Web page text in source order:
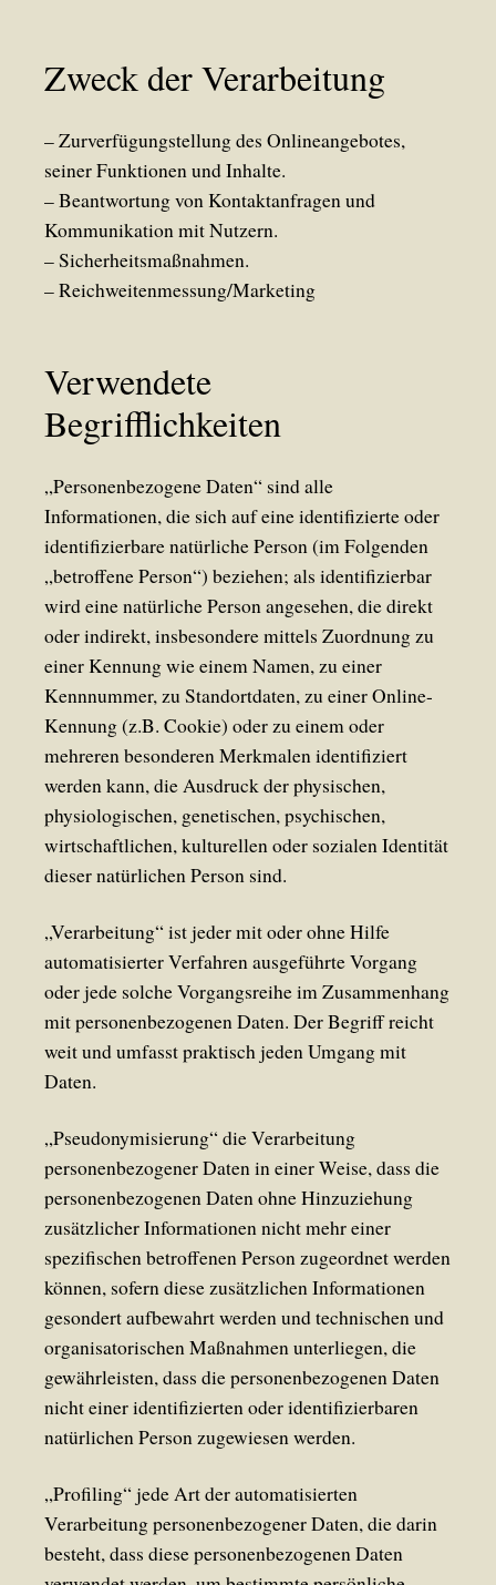
Zweck der Verarbeitung
– Zurverfügungstellung des Onlineangebotes,
seiner Funktionen und Inhalte.
– Beantwortung von Kontaktanfragen und
Kommunikation mit Nutzern.
– Sicherheitsmaßnahmen.
– Reichweitenmessung/Marketing
Verwendete
Begrifflichkeiten
„Personenbezogene Daten“ sind alle
Informationen, die sich auf eine identifizierte oder
identifizierbare natürliche Person (im Folgenden
„betroffene Person“) beziehen; als identifizierbar
wird eine natürliche Person angesehen, die direkt
oder indirekt, insbesondere mittels Zuordnung zu
einer Kennung wie einem Namen, zu einer
Kennnummer, zu Standortdaten, zu einer Online-
Kennung (z.B. Cookie) oder zu einem oder
mehreren besonderen Merkmalen identifiziert
werden kann, die Ausdruck der physischen,
physiologischen, genetischen, psychischen,
wirtschaftlichen, kulturellen oder sozialen Identität
dieser natürlichen Person sind.
„Verarbeitung“ ist jeder mit oder ohne Hilfe
automatisierter Verfahren ausgeführte Vorgang
oder jede solche Vorgangsreihe im Zusammenhang
mit personenbezogenen Daten. Der Begriff reicht
weit und umfasst praktisch jeden Umgang mit
Daten.
„Pseudonymisierung“ die Verarbeitung
personenbezogener Daten in einer Weise, dass die
personenbezogenen Daten ohne Hinzuziehung
zusätzlicher Informationen nicht mehr einer
spezifischen betroffenen Person zugeordnet werden
können, sofern diese zusätzlichen Informationen
gesondert aufbewahrt werden und technischen und
organisatorischen Maßnahmen unterliegen, die
gewährleisten, dass die personenbezogenen Daten
nicht einer identifizierten oder identifizierbaren
natürlichen Person zugewiesen werden.
„Profiling“ jede Art der automatisierten
Verarbeitung personenbezogener Daten, die darin
besteht, dass diese personenbezogenen Daten